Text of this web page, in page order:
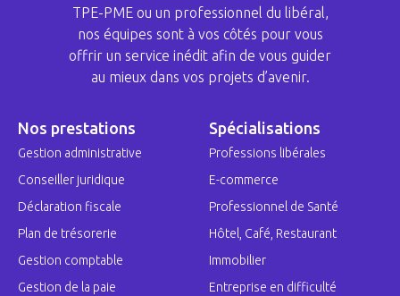
TPE-PME ou un professionnel du libéral,
nos équipes sont à vos côtés pour vous
offrir un service inédit afin de vous guider
au mieux dans vos projets d’avenir.
Nos prestations
Gestion administrative
Conseiller juridique
Déclaration fiscale
Plan de trésorerie
Gestion comptable
Gestion de la paie
Spécialisations
Professions libérales
E-commerce
Professionnel de Santé
Hôtel, Café, Restaurant
Immobilier
Entreprise en difficulté